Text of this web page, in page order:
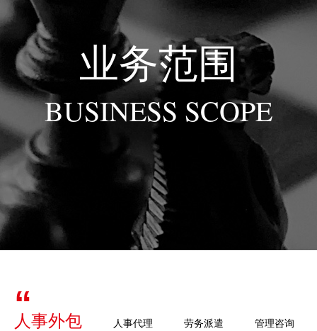
业务范围
BUSINESS SCOPE
人事外包 人事代理 劳务派遣 管理咨询